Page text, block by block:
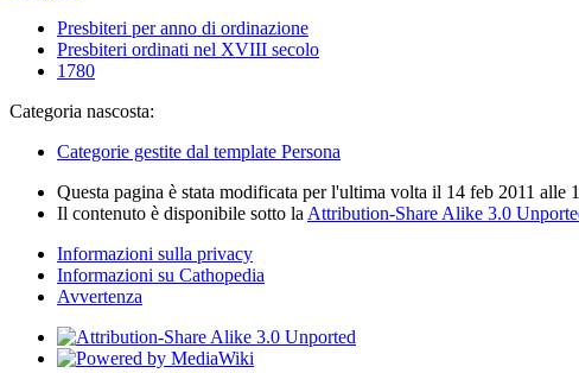
Presbiteri per anno di ordinazione
Presbiteri ordinati nel XVIII secolo
1780
Categoria nascosta:
Categorie gestite dal template Persona
Questa pagina è stata modificata per l'ultima volta il 14 feb 2011 alle
Il contenuto è disponibile sotto laAttribution-Share Alike 3.0
Informazioni sulla privacy
Informazioni su Cathopedia
Avvertenza